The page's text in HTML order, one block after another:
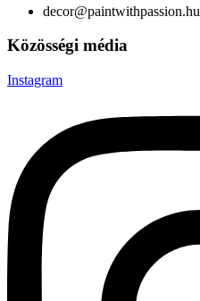
decor@paintwithpassion.hu
Közösségi média
Instagram